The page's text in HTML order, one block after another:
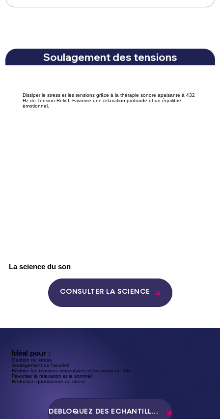
Soulagement des tensions
Dissiper le stress et les tensions grâce à la thérapie sonore apaisante à 432
Hz de Tension Relief. Favorise une relaxation profonde et un équilibre
émotionnel.
La science du son
CONSULTER LA SCIENCE
Idéal pour :
Gestion du stress
Soulagement de l'anxiété
Réduire les tensions musculaires et les maux de tête
Favoriser la relaxation et le sommeil
Réduction quotidienne du stress
DÉBLOQUEZ DES ÉCHANTILLONS GRATUITS